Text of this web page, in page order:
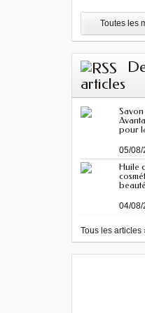
Toutes les
articles
pour
05/08/
Huile
04/08/
Tous les articles